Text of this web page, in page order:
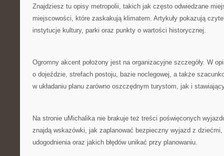
Znajdziesz tu opisy metropolii, takich jak często odwiedzane
miejscowości, które zaskakują klimatem. Artykuły pokazują
instytucje kultury, parki oraz punkty o wartości historycznej.
Ogromny akcent położony jest na organizacyjne szczegóły. W
o dojeździe, strefach postoju, bazie noclegowej, a także
w układaniu planu zarówno oszczędnym turystom, jak i
Na stronie uMichalika nie brakuje też treści poświęconych
znajdą wskazówki, jak zaplanować bezpieczny wyjazd z
udogodnienia oraz jakich błędów unikać przy planowaniu.